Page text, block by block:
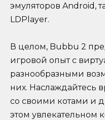
эмуляторов Android,
LDPlayer.
В целом, Bubbu 2
игровой опыт с
разнообразными
них. Наслаждайтесь
со своими котами и
этом увлекательном